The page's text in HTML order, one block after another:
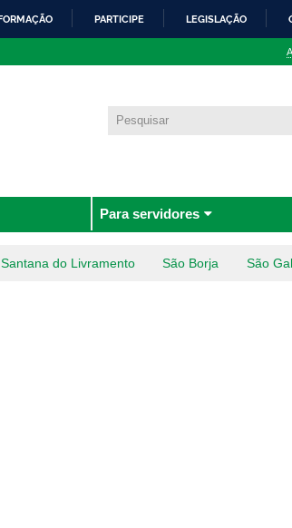
PARTICIPE LEGISLAÇÃO
Para servidores
Santana do Livramento São Borja São